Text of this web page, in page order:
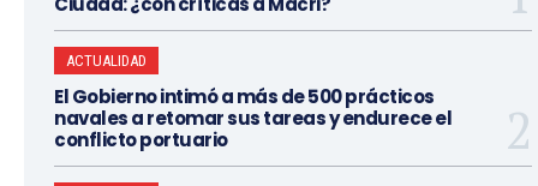
ACTUALIDAD
El Gobierno intimó a más de 500 prácticos
navales a retomar sus tareas y endurece el
conflicto portuario